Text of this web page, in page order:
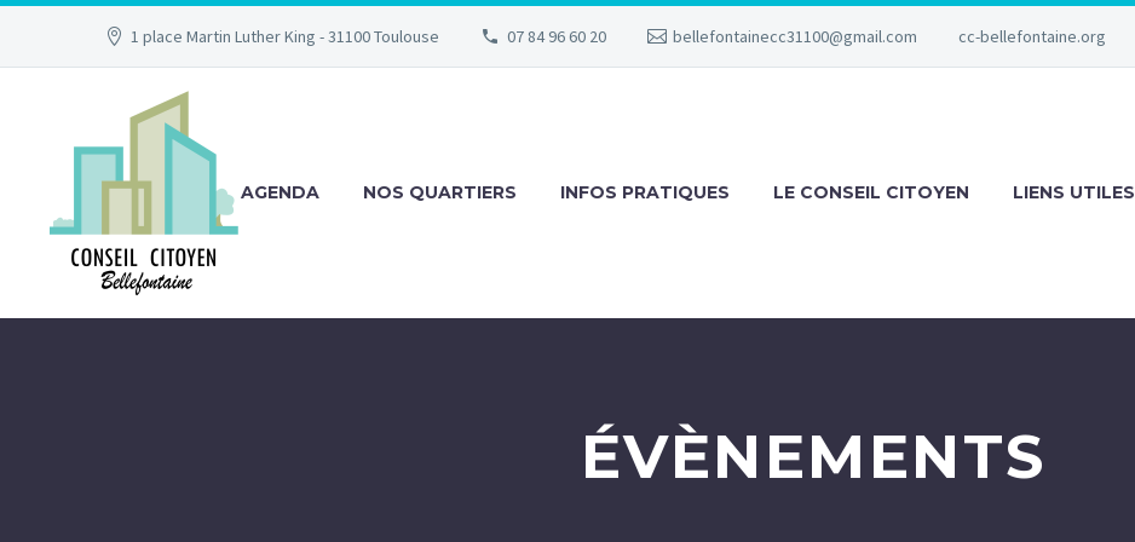
1 place Martin Luther King - 31100 Toulouse 07 84 96 60 20 bellefontainecc31100@gmail.com cc-bellefontaine.org
AGENDA NOS QUARTIERS INFOS PRATIQUES LE CONSEIL CITOYEN LIENS UTILES
ÉVÈNEMENTS